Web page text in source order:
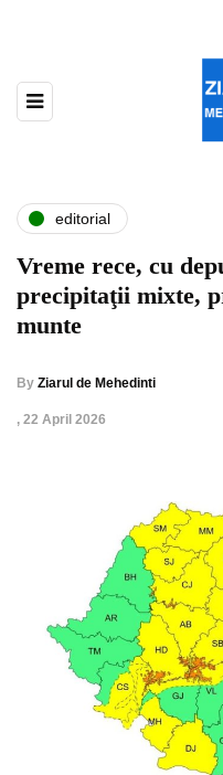
editorial
Vreme rece, cu
precipitaţii mixte,
munte
By Ziarul de Mehedinti
, 22 April 2026